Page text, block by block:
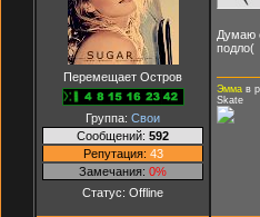
Перемещает Остров
Группа: Свои
Сообщений: 592
Репутация: 43
Замечания: 0%
Статус: Offline
Думаю
подло(
Эмма в
Skate